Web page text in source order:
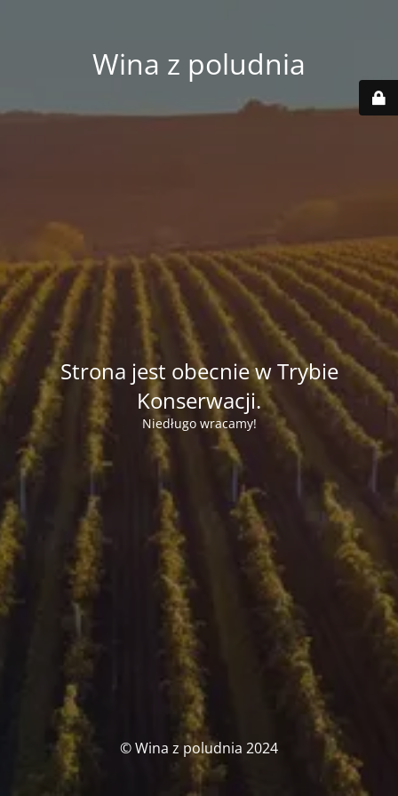
Wina z poludnia
Strona jest obecnie w Trybie
Konserwacji.
Niedługo wracamy!
© Wina z poludnia 2024